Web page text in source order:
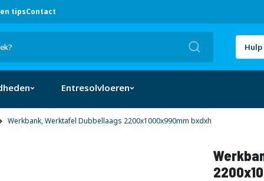
tipsContact
Hulp
Entresolvloeren
Werkbank, Werktafel Dubbellaags 2200x1000x990mm bxdxh